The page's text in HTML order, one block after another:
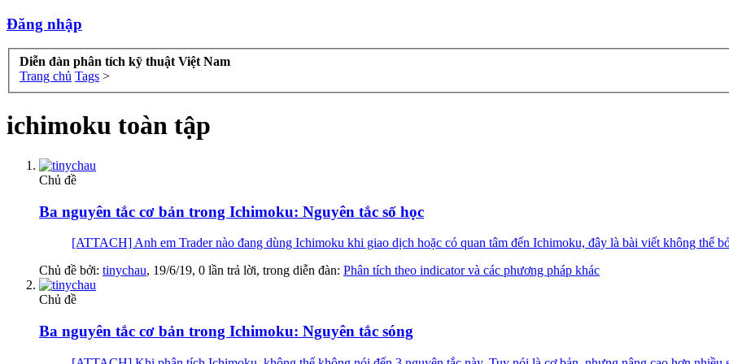
Đăng nhập
Diễn đàn phân tích kỹ thuật Việt Nam
Trang chủ Tags >
ichimoku toàn tập
Chủ đề
Ba nguyên tắc cơ bản trong Ichimoku: Nguyên tắc số học
[ATTACH] Anh em Trader nào đang dùng Ichimoku khi giao dịch hoặc có quan tâm đến Ichimoku, đây là bài viết không thể
Chủ đề bởi: tinychau, 19/6/19, 0 lần trả lời, trong diễn đàn: Phân tích theo indicator và các phương pháp khác
Chủ đề
Ba nguyên tắc cơ bản trong Ichimoku: Nguyên tắc sóng